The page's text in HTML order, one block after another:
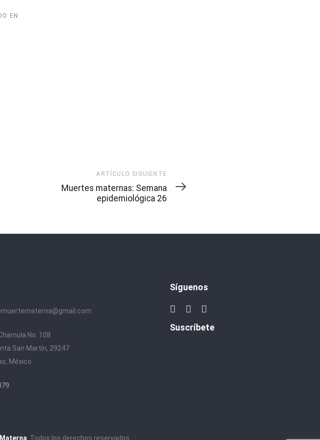
EN:
Siguiente
ARTÍCULO SIGUIENTE
Muertes maternas: Semana
epidemiológica 26
No. 108
San Martín, 29247
México
Síguenos
Suscríbete
. Todos los derechos reservados.